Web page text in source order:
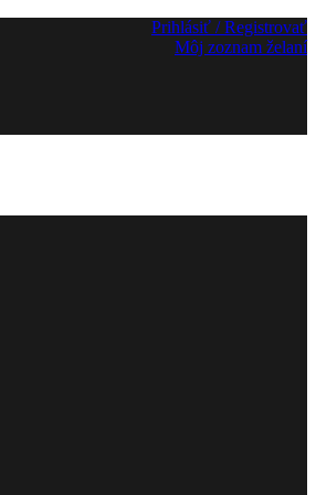
Prihlásiť / Registrovať
Môj zoznam želaní